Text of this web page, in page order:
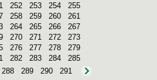
252 253 254
255
258 259 260
261
264 265 266
267
270 271 272
273
276 277 278
279
282 283 284
285
288 289 290 291